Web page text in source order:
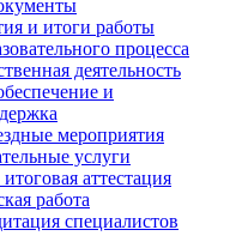
и итоги работы
процесса
деятельность
и
мероприятия
услуги
аттестация
работа
специалистов